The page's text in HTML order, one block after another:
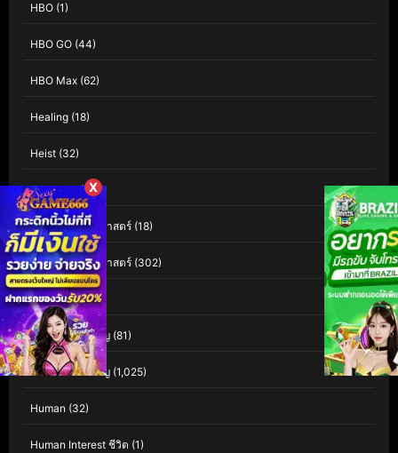
HBO (1)
HBO GO (44)
HBO Max (62)
Healing (18)
Heist (32)
Historical(47)
History ประวัติศาสตร์ (18)
History ประวัติศาสตร์ (302)
Holiday(23)
Horror สยองขวัญ (81)
Horror สยองขวัญ (1,025)
Human (32)
Human Interest ชีวิต (1)
X